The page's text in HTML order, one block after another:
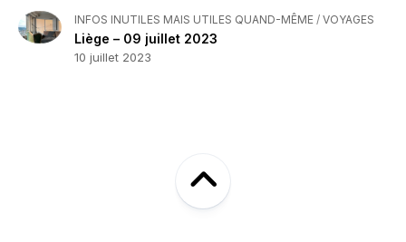
INFOS INUTILES MAIS UTILES QUAND-MÊME / VOYAGES
Liège – 09 juillet 2023
10 juillet 2023